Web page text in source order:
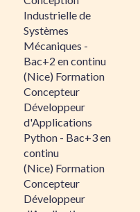
Industrielle de
Systèmes
Mécaniques -
Bac+2 en continu
(Nice) Formation
Concepteur
Développeur
d'Applications
Python - Bac+3 en
continu
(Nice) Formation
Concepteur
Développeur